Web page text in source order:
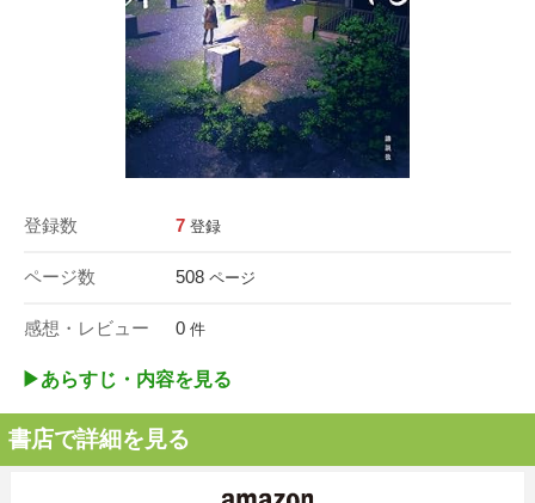
登録数 7 登録
ページ数 508 ページ
感想・レビュー 0 件
▶︎あらすじ・内容を見る
書店で詳細を見る